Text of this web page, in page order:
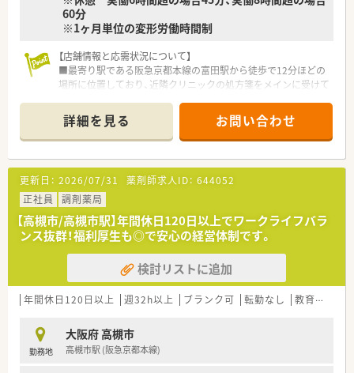
60分
※1ヶ月単位の変形労働時間制
【店舗情報と応需状況について】
■最寄り駅である阪急京都本線の富田駅から徒歩で12分ほどの
場所に位置しており、近隣クリニックの処方箋をメインに受けて
■応需科目は耳鼻科や形成外科および皮膚科が中心で、1日あた
りの処方箋枚数は60枚から70枚程度です。
■薬剤師は常勤3名とパート2名が在籍しており、常時2名から3
名体制を維持することで、一人ひとりの業務負担を軽減していま
す。
【求人情報について】
■年収は450万円から600万円の間で提示されており、これまで
の経験や年齢および前職の給与を考慮したうえで柔軟に決定さ
れます。
■年間休日は120日以上に加え、5日間のリフレッシュ休暇や有
給休暇の消化を推奨しており、実質130日以上の休みが確保可能
です。
■昇給は年1回実施されており、年俸制を採用しているため月々
ます。
【勤務実態について】
詳細を見る お問い合わせ
更新日： 2026/07/31 薬剤師求人ID： 644052
正社員
調剤薬局
【高槻市/高槻市駅】年間休日120日以上でワークライフバラ
ンス抜群！福利厚生も◎で安心の経営体制です。
検討リストに追加
年間休日120日以上 週32h以上 ブランク可 転勤なし 教育制度あり
勤務地
大阪府 高槻市
高槻市駅 (阪急京都本線)